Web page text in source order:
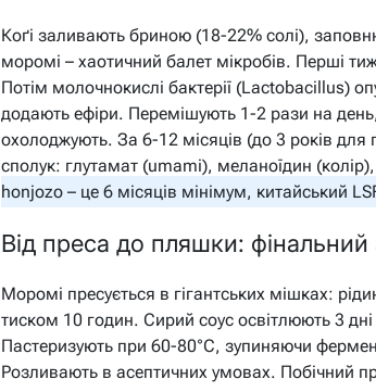
Коґі заливають бриною (18-22% солі),
моромі – хаотичний балет мікробів. Перші
Потім молочнокислі бактерії (Lactobacillus)
додають ефіри. Перемішують 1-2 рази на
охолоджують. За 6-12 місяців (до 3 років для
сполук: глутамат (umami), меланоїдин
honjozo – це 6 місяців мінімум, китайський
Від преса до пляшки:
Моромі пресується в гігантських мішках:
тиском 10 годин. Сирий соус освітлюють 3
Пастеризують при 60-80°C, зупиняючи
Розливають в асептичних умовах. Побічний